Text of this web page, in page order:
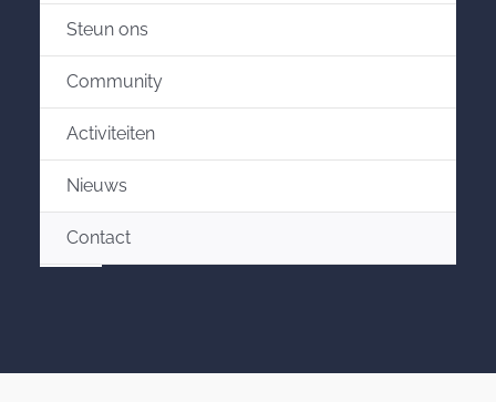
Steun ons
Community
Activiteiten
Nieuws
Contact